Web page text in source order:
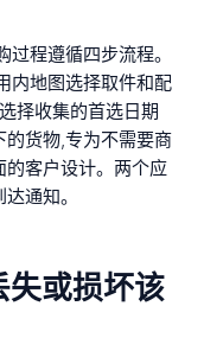
程遵循四步流程。
内地图选择取件和配
择收集的首选日期
货物,专为不需要商
客户设计。两个应
通知。
或损坏该